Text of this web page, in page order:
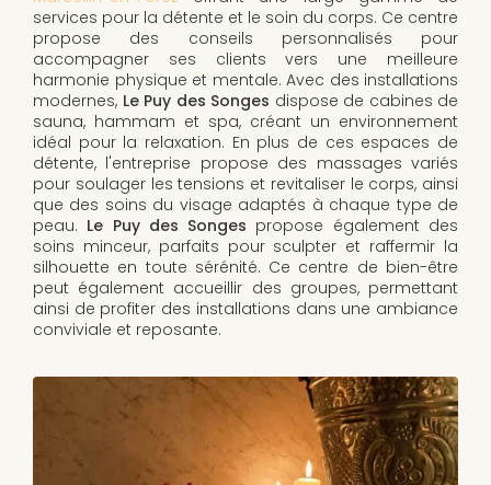
services pour la détente et le soin du corps. Ce centre
propose des conseils personnalisés pour
accompagner ses clients vers une meilleure
harmonie physique et mentale. Avec des installations
modernes, Le Puy des Songes dispose de cabines de
sauna, hammam et spa, créant un environnement
idéal pour la relaxation. En plus de ces espaces de
détente, l'entreprise propose des massages variés
pour soulager les tensions et revitaliser le corps, ainsi
que des soins du visage adaptés à chaque type de
peau. Le Puy des Songes propose également des
soins minceur, parfaits pour sculpter et raffermir la
silhouette en toute sérénité. Ce centre de bien-être
peut également accueillir des groupes, permettant
ainsi de profiter des installations dans une ambiance
conviviale et reposante.